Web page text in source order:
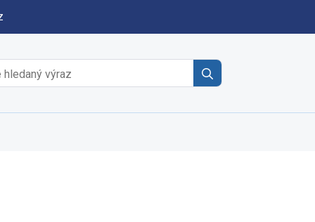
Search
for: